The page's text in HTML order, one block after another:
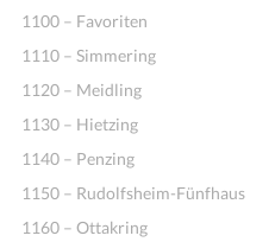
1100 – Favoriten
1110 – Simmering
1120 – Meidling
1130 – Hietzing
1140 – Penzing
1150 – Rudolfsheim-Fünfhaus
1160 – Ottakring